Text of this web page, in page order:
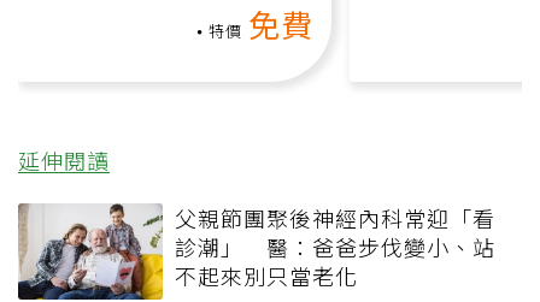
特價 免費
延伸閱讀
父親節團聚後神經內科常迎「看
診潮」 醫：爸爸步伐變小、站
不起來別只當老化